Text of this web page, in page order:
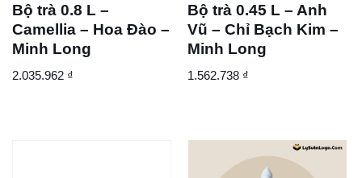
Bộ trà 0.8 L –
Camellia – Hoa Đào –
Minh Long
2.035.962 ₫
Bộ trà 0.45 L – Anh
Vũ – Chỉ Bạch Kim –
Minh Long
1.562.738 ₫